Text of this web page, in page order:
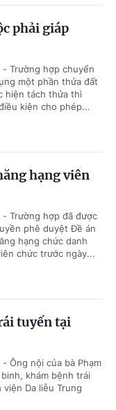
phải giáp
- Trường hợp chuyển
một phần thửa đất
hiện tách thửa thì
kiện cho phép...
hạng viên
- Trường hợp đã được
phê duyệt Đề án
hạng chức danh
chức trước ngày...
tuyến tại
Ông nội của bà Phạm
khám bệnh trái
Da liễu Trung